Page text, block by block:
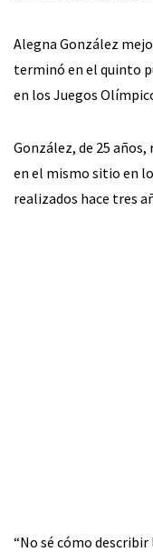
Alegna González
terminó en el quinto
en los Juegos
González, de 25
en el mismo sitio en
realizados hace tres
“No sé cómo